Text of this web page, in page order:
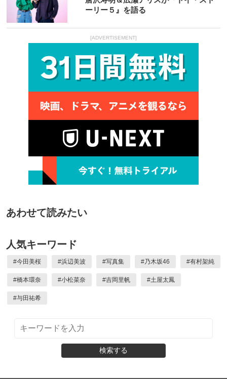
ーリー５』を語る
[ADVERTISEMENT]
あわせて読みたい
人気キーワード
#今田美桜 #浜辺美波 #写真集 #乃木坂46 #有村架純
#橋本環奈 #小松菜奈 #吉岡里帆 #土屋太鳳
#与田祐希
検索する